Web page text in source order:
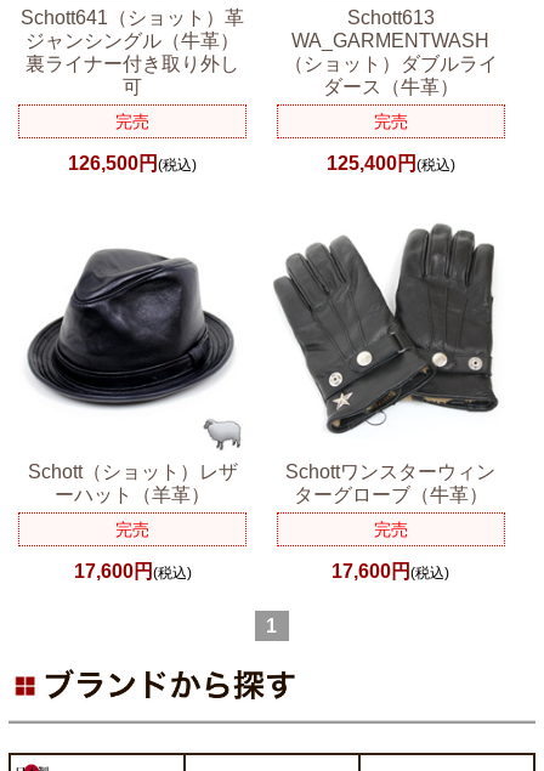
Schott641（ショット）革
ジャンシングル（牛革）
裏ライナー付き取り外し
可
完売
126,500円(税込)
Schott613
WA_GARMENTWASH
（ショット）ダブルライ
ダース（牛革）
完売
125,400円 (税込)
Schott（ショット）レザ
ーハット（羊革）
完売
17,600円 (税込)
Schottワンスターウィン
ターグローブ（牛革）
完売
17,600円(税込)
1